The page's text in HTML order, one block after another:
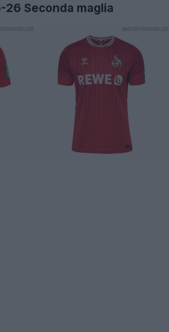
26 Seconda maglia